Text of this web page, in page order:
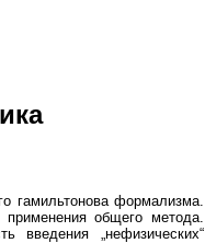
гамильтонова формализма.
общего метода.
введения „нефизических“